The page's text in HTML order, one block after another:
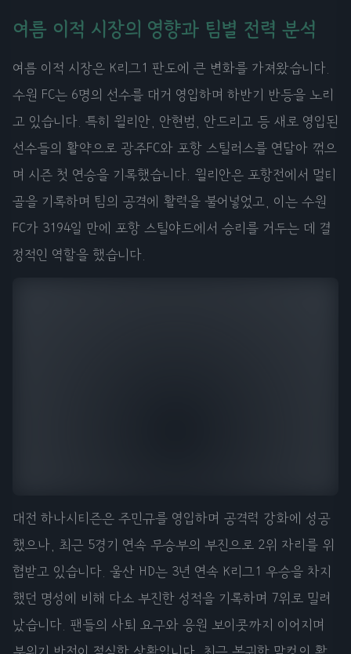
여름 이적 시장의 영향과 팀별 전력 분석
여름 이적 시장은 K리그1 판도에 큰 변화를 가져왔습니다.
수원 FC는 6명의 선수를 대거 영입하며 하반기 반등을 노리
고 있습니다. 특히 윌리안, 안현범, 안드리고 등 새로 영입된
선수들의 활약으로 광주FC와 포항 스틸러스를 연달아 꺾으
며 시즌 첫 연승을 기록했습니다. 윌리안은 포항전에서 멀티
골을 기록하며 팀의 공격에 활력을 불어넣었고, 이는 수원
FC가 3194일 만에 포항 스틸야드에서 승리를 거두는 데 결
정적인 역할을 했습니다.
대전 하나시티즌은 주민규를 영입하며 공격력 강화에 성공
했으나, 최근 5경기 연속 무승부의 부진으로 2위 자리를 위
협받고 있습니다. 울산 HD는 3년 연속 K리그1 우승을 차지
했던 명성에 비해 다소 부진한 성적을 기록하며 7위로 밀려
났습니다. 팬들의 사퇴 요구와 응원 보이콧까지 이어지며